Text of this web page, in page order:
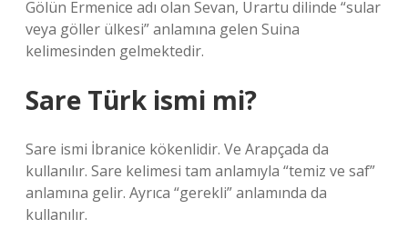
Gölün Ermenice adı olan Sevan, Urartu dilinde “sular
veya göller ülkesi” anlamına gelen Suina
kelimesinden gelmektedir.
Sare Türk ismi mi?
Sare ismi İbranice kökenlidir. Ve Arapçada da
kullanılır. Sare kelimesi tam anlamıyla “temiz ve saf”
anlamına gelir. Ayrıca “gerekli” anlamında da
kullanılır.